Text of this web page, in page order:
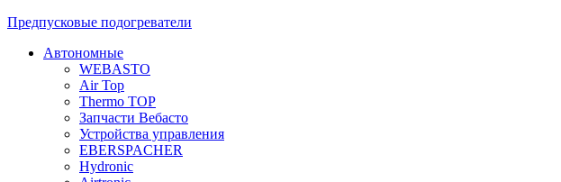
Предпусковые подогреватели
Автономные
WEBASTO
Air Top
Thermo TOP
Запчасти Вебасто
Устройства управления
EBERSPACHER
Hydronic